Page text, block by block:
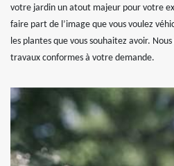
votre jardin un atout majeur pour votre
faire part de l’image que vous voulez
les plantes que vous souhaitez avoir.
travaux conformes à votre demande.